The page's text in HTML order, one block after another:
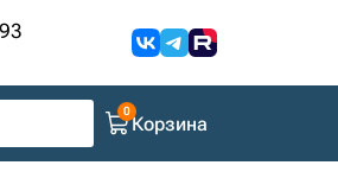
Корзина